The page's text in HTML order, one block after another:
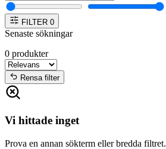
FILTER 0
Senaste sökningar
0 produkter
Rensa filter
Vi hittade inget
Prova en annan sökterm eller bredda filtret.